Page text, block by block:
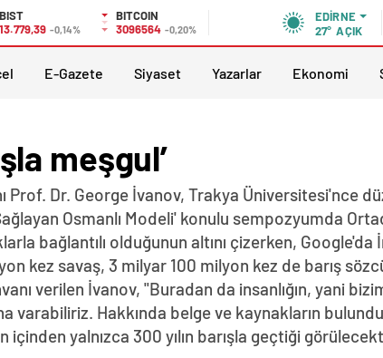
BIST
13.779,39 -0,14%
BITCOIN
3096564 -0,20%
EDIRNE
27° AÇIK
E-Gazete Siyaset Yazarlar Ekonomi
meşgul’
Dr. George İvanov, Trakya Üniversitesi'nce
Osmanlı Modeli' konulu sempozyumda
bağlantılı olduğunun altını çizerken,
kez savaş, 3 milyar 100 milyon kez de barış
verilen İvanov, "Buradan da insanlığın, yani
Hakkında belge ve kaynakların
içinden yalnızca 300 yılın barışla geçtiği